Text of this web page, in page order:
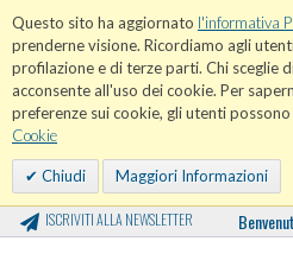
Questo sito ha aggiornato l'informativa
prenderne visione. Ricordiamo agli
profilazione e di terze parti. Chi sceglie
acconsente all'uso dei cookie. Per
preferenze sui cookie, gli utenti
Cookie
Chiudi Maggiori Informazioni
ISCRIVITI ALLA NEWSLETTER